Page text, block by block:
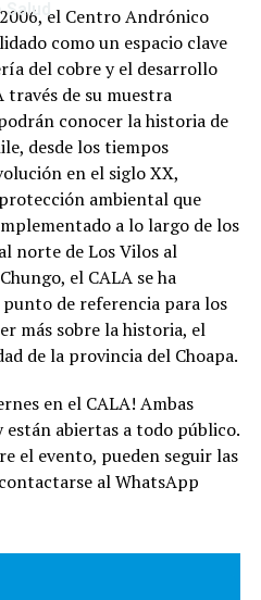
Saludel Centro Andrónico
como un espacio clave
del cobre y el desarrollo
través de su muestra
conocer la historia de
desde los tiempos
en el siglo XX,
ambiental que
a lo largo de los
norte de Los Vilos al
el CALA se ha
de referencia para los
más sobre la historia, el
de la provincia del Choapa.
en el CALA! Ambas
abiertas a todo público.
el evento, pueden seguir las
al WhatsApp